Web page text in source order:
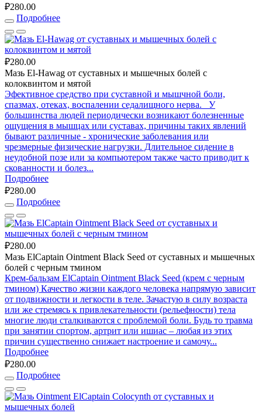
₽280.00
Подробнее
₽280.00
Мазь El-Hawag от суставных и мышечных болей с
колоквинтом и мятой
Эфективное средство при суставной и мышчной боли,
спазмах, отеках, воспалении седалищного нерва. У
большинства людей периодически возникают болезненные
ощущения в мышцах или суставах, причины таких явлений
бывают различные - хронические заболевания или
чрезмерные физические нагрузки. Длительное сидение в
неудобной позе или за компьютером также часто приводит к
скованности и болез...
Подробнее
₽280.00
Подробнее
₽280.00
Мазь ElCaptain Ointment Black Seed от суставных и мышечных
болей с черным тмином
Крем-бальзам ElCaptain Ointment Black Seed (крем с черным
тмином) Качество жизни каждого человека напрямую зависит
от подвижности и легкости в теле. Зачастую в силу возраста
или же стремясь к привлекательности (рельефности) тела
многие люди сталкиваются с проблемой боли. Будь то травма
при занятии спортом, артрит или ишиас – любая из этих
причин существенно снижает настроение и самочу...
Подробнее
₽280.00
Подробнее